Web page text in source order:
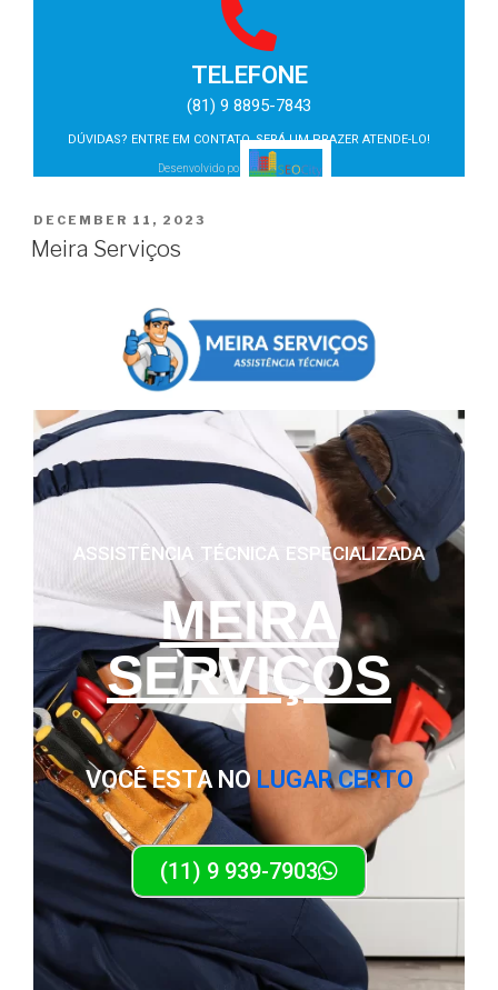
TELEFONE
(81) 9 8895-7843
DÚVIDAS? ENTRE EM CONTATO, SERÁ UM PRAZER ATENDE-LO!
Desenvolvido por:
DECEMBER 11, 2023
Meira Serviços
ASSISTÊNCIA TÉCNICA ESPECIALIZADA
MEIRA
SERVIÇOS
VOCÊ ESTA NO LUGAR CERTO
(11) 9 939-7903